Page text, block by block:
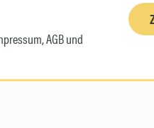
AGB und